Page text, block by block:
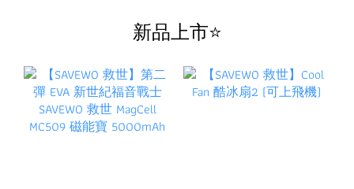
新品上市⭐